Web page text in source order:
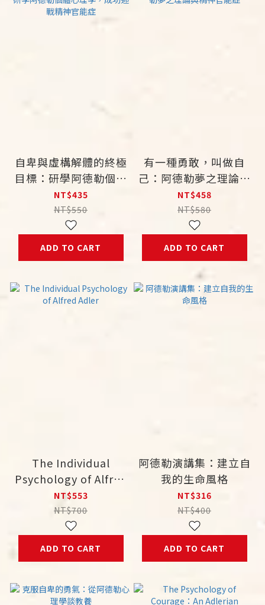
自卑與虛構解體的終極
目標：研學阿德勒個體
心理學，成功迎戰精神
官能症
NT$435
NT$550
ADD TO CART
有一種勇敢，叫做自
己：阿德勒夢之理論與
精神官能症
NT$458
NT$580
ADD TO CART
The Individual
Psychology of Alfred
Adler
NT$553
NT$700
ADD TO CART
阿德勒演講集：建立自
我的生命風格
NT$316
NT$400
ADD TO CART